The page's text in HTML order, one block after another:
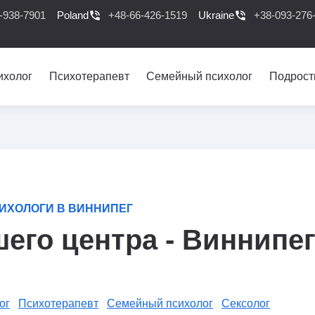
7901 Polandphone_in_talk +48-66-426-1519 Ukrainephone_in_talk +38-093-
Психотерапевт Семейный психолог
В ВИННИПЕГ
центра - Виннипег
Психотерапевт Семейный психолог
Сексолог